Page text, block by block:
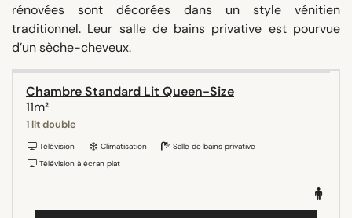
rénovées sont décorées dans un style vénitien
traditionnel. Leur salle de bains privative est pourvue
d’un sèche-cheveux.
Chambre Standard Lit Queen-Size
11m²
1 lit double
Télévision Climatisation
Salle de bains privative
Télévision à écran plat